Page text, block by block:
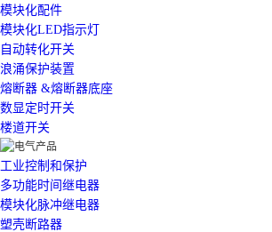
模块化配件
模块化LED指示灯
自动转化开关
浪涌保护装置
熔断器 &熔断器底座
数显定时开关
楼道开关
工业控制和保护
多功能时间继电器
模块化脉冲继电器
塑壳断路器